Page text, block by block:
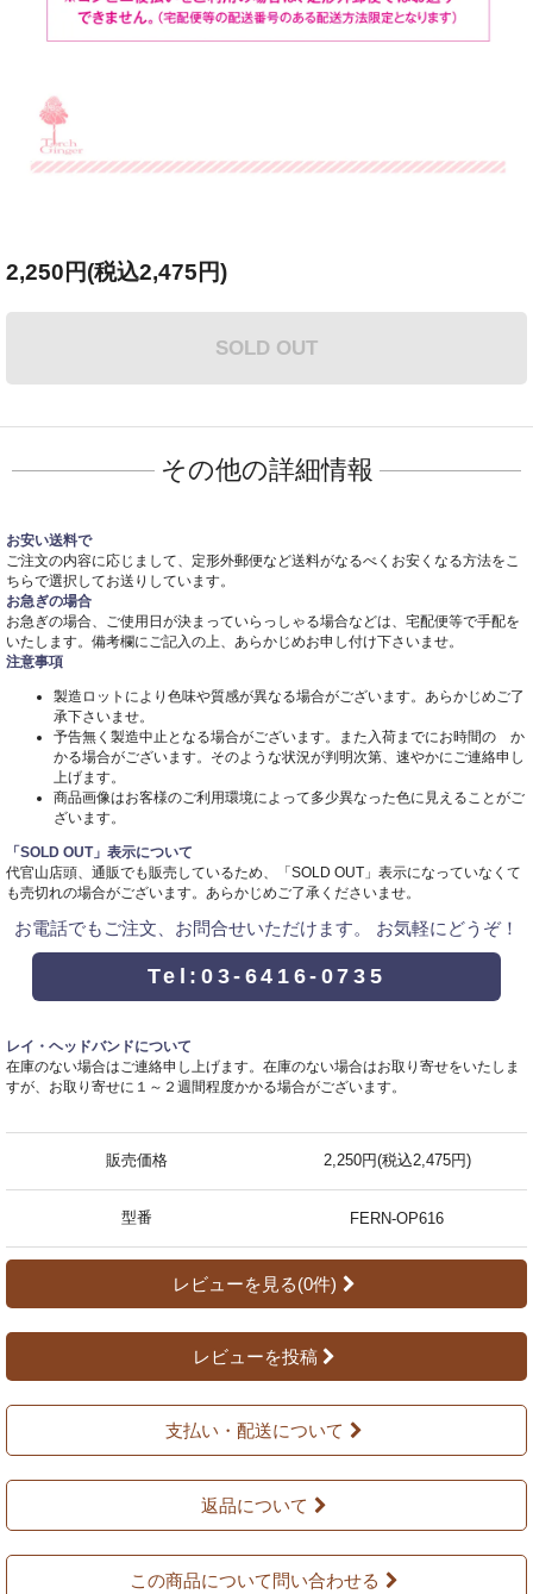
2,250円(税込2,475円)
SOLD OUT
その他の詳細情報
お安い送料で
ご注文の内容に応じまして、定形外郵便など送料がなるべくお安くなる方法をこ
ちらで選択してお送りしています。
お急ぎの場合
お急ぎの場合、ご使用日が決まっていらっしゃる場合などは、宅配便等で手配を
いたします。備考欄にご記入の上、あらかじめお申し付け下さいませ。
注意事項
製造ロットにより色味や質感が異なる場合がございます。あらかじめご了
承下さいませ。
予告無く製造中止となる場合がございます。また入荷までにお時間の か
かる場合がございます。そのような状況が判明次第、速やかにご連絡申し
上げます。
商品画像はお客様のご利用環境によって多少異なった色に見えることがご
ざいます。
「SOLD OUT」表示について
代官山店頭、通販でも販売しているため、「SOLD OUT」表示になっていなくて
も売切れの場合がございます。あらかじめご了承くださいませ。
お電話でもご注文、お問合せいただけます。 お気軽にどうぞ！
Tel:03-6416-0735
レイ・ヘッドバンドについて
在庫のない場合はご連絡申し上げます。在庫のない場合はお取り寄せをいたしま
すが、お取り寄せに１～２週間程度かかる場合がございます。
販売価格 2,250円(税込2,475円)
型番 FERN-OP616
レビューを見る(0件)
レビューを投稿
支払い・配送について
返品について
この商品について問い合わせる